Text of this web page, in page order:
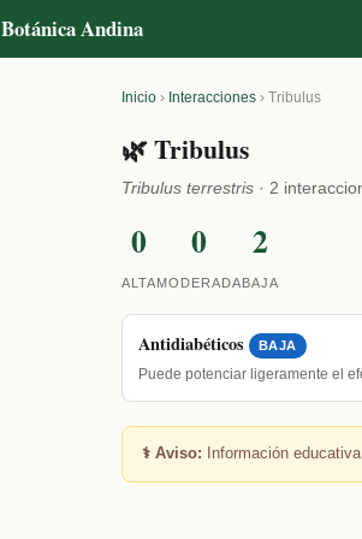
Botánica Andina
Inicio › Interacciones › Tribulus
🌿 Tribulus
Tribulus terrestris · 2
0
ALTA
0
MODERADA
2
BAJA
Antidiabéticos BAJA
Puede potenciar ligeramente el
⚕️ Aviso: Información